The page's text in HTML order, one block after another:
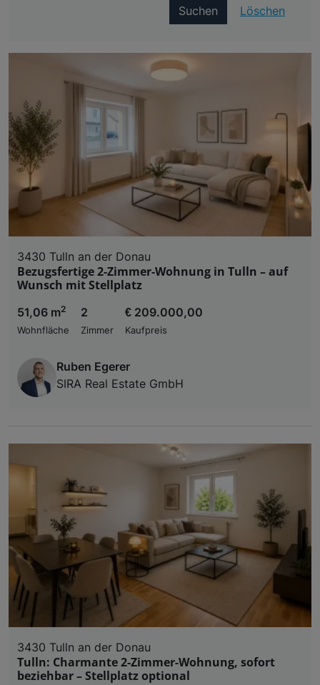
Suchen Löschen
3430 Tulln an der Donau
Bezugsfertige 2-Zimmer-Wohnung in Tulln – auf
Wunsch mit Stellplatz
51,06 m2
Wohnfläche
2
Zimmer
€ 209.000,00
Kaufpreis
Ruben Egerer
SIRA Real Estate GmbH
3430 Tulln an der Donau
Tulln: Charmante 2-Zimmer-Wohnung, sofort
beziehbar – Stellplatz optional